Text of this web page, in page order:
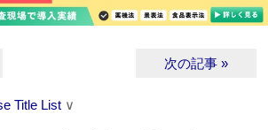
次の記事 »
Title List ∨